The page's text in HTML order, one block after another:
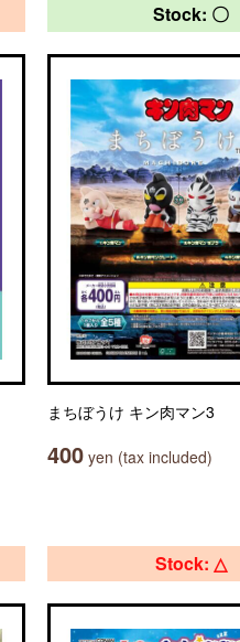
Stock: 〇
まちぼうけ キン肉マン3
400 yen (tax included)
Stock: △